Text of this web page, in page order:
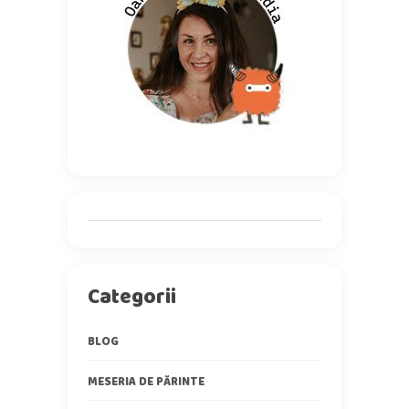
Categorii
BLOG
MESERIA DE PĂRINTE